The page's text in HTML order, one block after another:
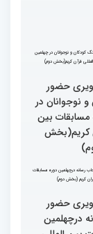
المللی قران
اول)
تعالیم قرآن
کار گیرند